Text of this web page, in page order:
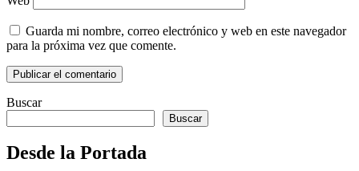
Guarda mi nombre, correo electrónico y web en este navegador
para la próxima vez que comente.
Buscar
Buscar
Desde la Portada